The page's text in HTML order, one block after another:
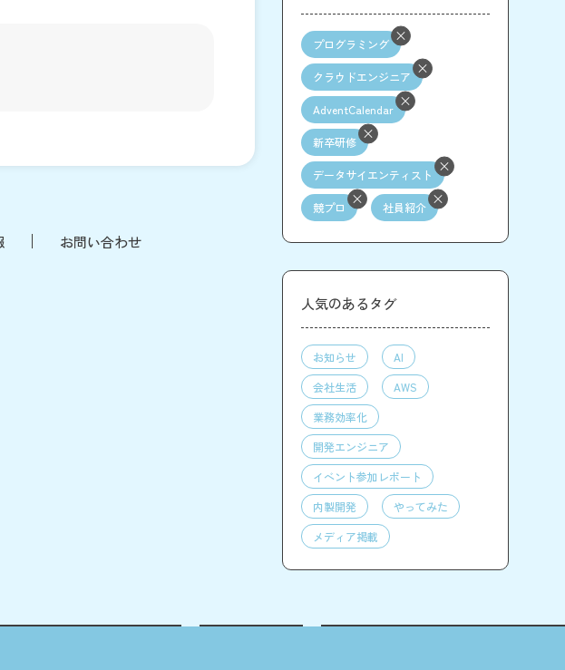
お問い合わせ
プログラミング
クラウドエンジニア
AdventCalendar
新卒研修
データサイエンティスト
競プロ 社員紹介
人気のあるタグ
お知らせ
AI
会社生活
AWS
業務効率化
開発エンジニア
イベント参加レポート
内製開発
やってみた
メディア掲載